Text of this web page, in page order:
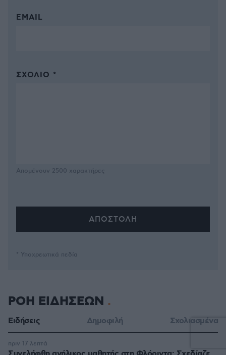
EMAIL
ΣΧΌΛΙΟ *
Απομένουν 2500 χαρακτήρες
* Υποχρεωτικά πεδία
ΡΟΗ ΕΙΔΗΣΕΩΝ
Ειδήσεις Δημοφιλή Σχολιασμένα
πριν 17 λεπτά